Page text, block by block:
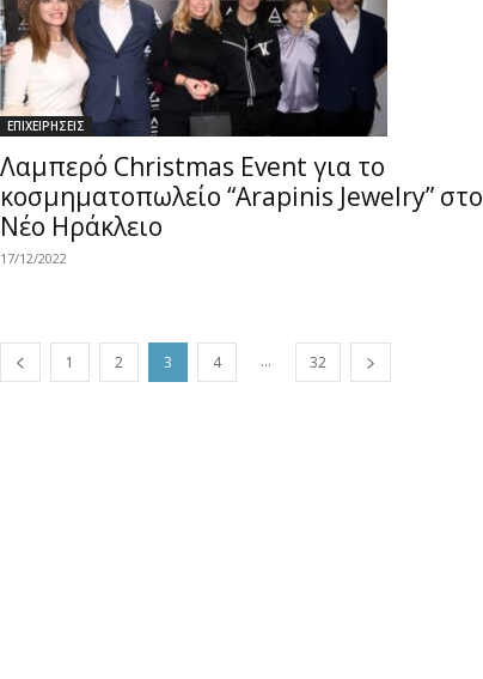
ΕΠΙΧΕΙΡΗΣΕΙΣ
Λαμπερό Christmas Εvent για το
κοσμηματοπωλείο “Arapinis Jewelry” στο
Νέο Ηράκλειο
17/12/2022
1 2 3 4 ... 32